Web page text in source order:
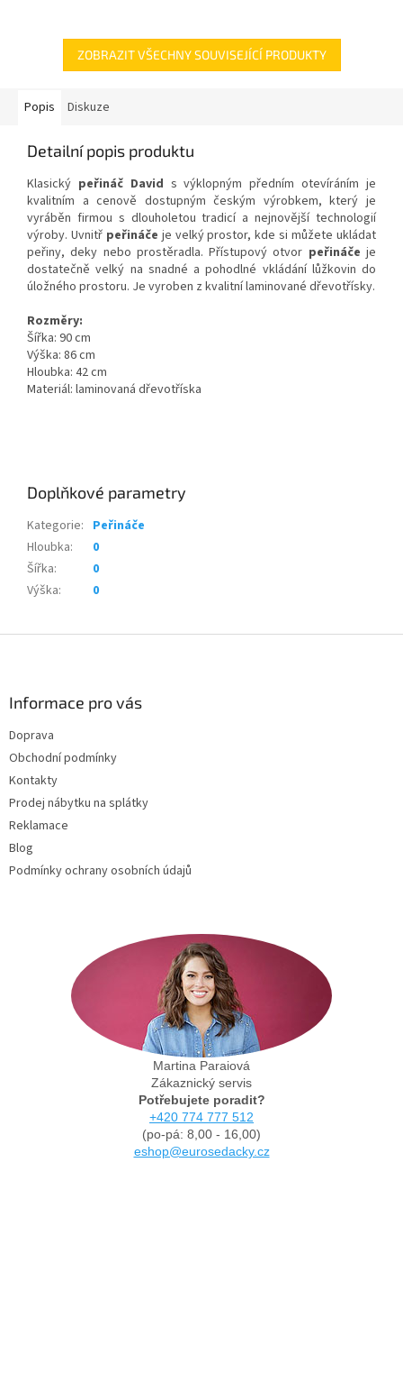
ZOBRAZIT VŠECHNY SOUVISEJÍCÍ PRODUKTY
Popis Diskuze
Detailní popis produktu
Klasický peřináč David s výklopným předním otevíráním je
kvalitním a cenově dostupným českým výrobkem, který je
vyráběn firmou s dlouholetou tradicí a nejnovější technologií
výroby. Uvnitř peřináče je velký prostor, kde si můžete ukládat
peřiny, deky nebo prostěradla. Přístupový otvor peřináče je
dostatečně velký na snadné a pohodlné vkládání lůžkovin do
úložného prostoru. Je vyroben z kvalitní laminované dřevotřísky.
Rozměry:
Šířka: 90 cm
Výška: 86 cm
Hloubka: 42 cm
Materiál: laminovaná dřevotříska
Doplňkové parametry
Kategorie: Peřináče
Hloubka:
0
Šířka:
0
Výška: 0
Informace pro vás
Doprava
Obchodní podmínky
Kontakty
Prodej nábytku na splátky
Reklamace
Blog
Podmínky ochrany osobních údajů
Martina Paraiová
Zákaznický servis
Potřebujete poradit?
+420 774 777 512
(po-pá: 8,00 - 16,00)
eshop@eurosedacky.cz